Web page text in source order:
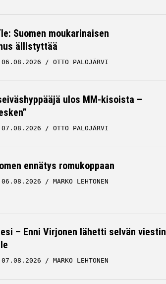
Suomen moukarinaisen
ällistyttää
06.08.2026 OTTO PALOJÄRVI
ulos MM-kisoista –
07.08.2026 OTTO PALOJÄRVI
ennätys romukoppaan
06.08.2026 MARKO LEHTONEN
– Enni Virjonen lähetti selvän viestin
07.08.2026 MARKO LEHTONEN